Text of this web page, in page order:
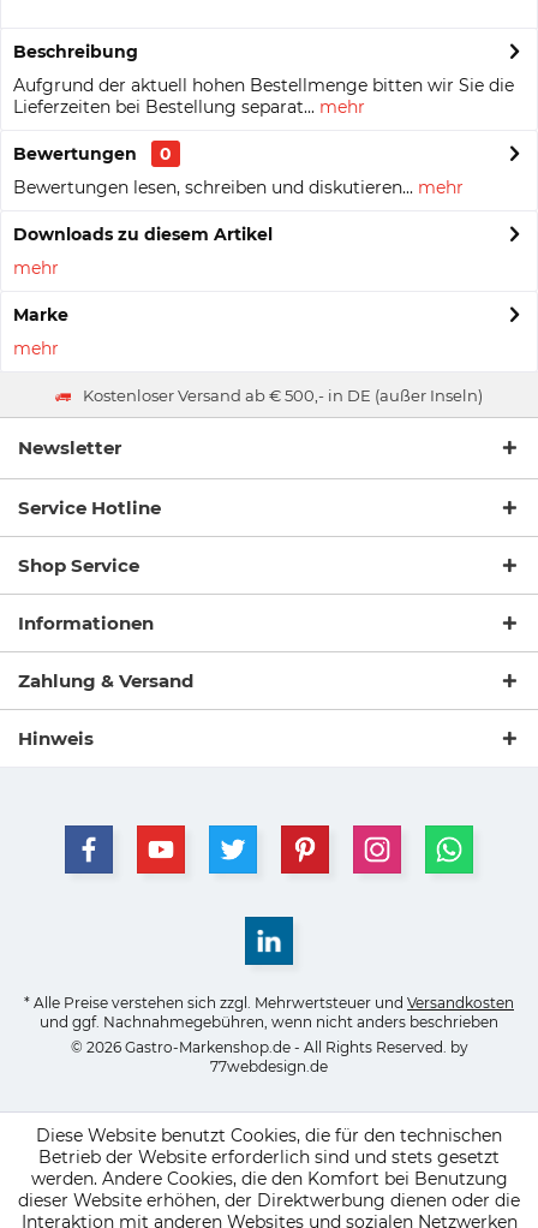
Beschreibung
Aufgrund der aktuell hohen Bestellmenge bitten wir Sie die
Lieferzeiten bei Bestellung separat... mehr
Bewertungen
0
Bewertungen lesen, schreiben und diskutieren... mehr
Downloads zu diesem Artikel
mehr
Marke
mehr
Kostenloser Versand ab € 500,- in DE (außer Inseln)
Newsletter
Service Hotline
Shop Service
Informationen
Zahlung & Versand
Hinweis
* Alle Preise verstehen sich zzgl. Mehrwertsteuer und Versandkosten
und ggf. Nachnahmegebühren, wenn nicht anders beschrieben
© 2026 Gastro-Markenshop.de - All Rights Reserved. by
77webdesign.de
Diese Website benutzt Cookies, die für den technischen
Betrieb der Website erforderlich sind und stets gesetzt
werden. Andere Cookies, die den Komfort bei Benutzung
dieser Website erhöhen, der Direktwerbung dienen oder die
Interaktion mit anderen Websites und sozialen Netzwerken